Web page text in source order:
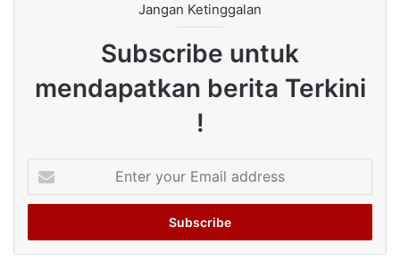
Jangan Ketinggalan
Subscribe untuk
mendapatkan berita Terkini
!
your
Email